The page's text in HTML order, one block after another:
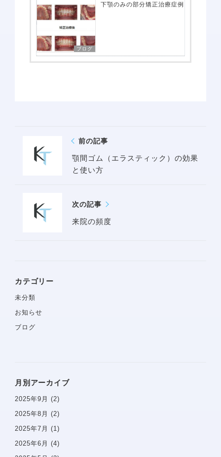
当院について
一般歯科案内
ブログ
下顎のみの部分矯正治療症例
前の記事
顎間ゴム（エラスティック）の効果
と使い方
次の記事
来院の頻度
カテゴリー
未分類
お知らせ
ブログ
月別アーカイブ
2025年9月 (2)
2025年8月 (2)
2025年7月 (1)
2025年6月 (4)